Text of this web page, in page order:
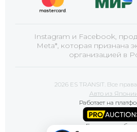
Instagram и Facebook,
Meta*, которая признана
организацией в
2026 ES TRANSIT. Все
Авто из
Работает на
Базы